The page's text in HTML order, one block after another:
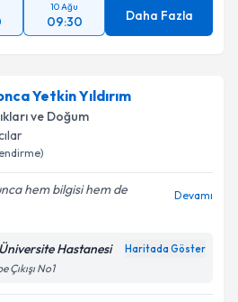
10 Ağu
09:30 Daha Fazla
Yetkin Yıldırım
ve Doğum
hem bilgisi hem de
Devamı
Hastanesi Haritada Göster
No1